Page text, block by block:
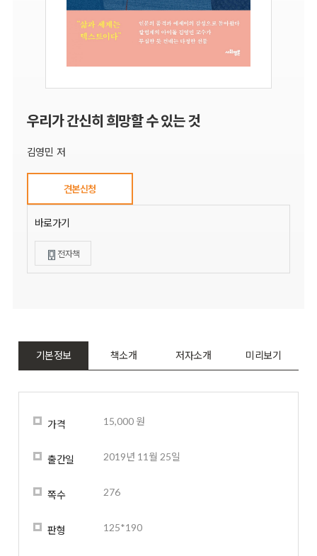
우리가 간신히 희망할 수 있는 것
김영민 저
견본신청
바로가기
전자책
기본정보 책소개 저자소개 미리보기
가격 15,000 원
출간일 2019년 11월 25일
쪽수 276
판형 125*190